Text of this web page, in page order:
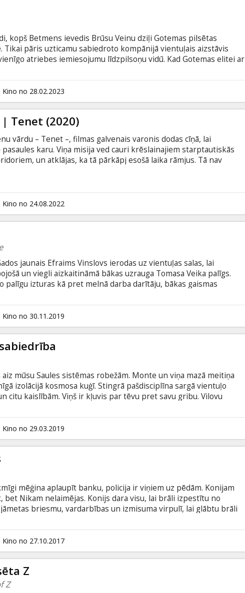
kopš Betmens ievedis Brūsu Veinu dziļi Gotemas pilsētas
Tikai pāris uzticamu sabiedroto kompānijā vientuļais aizstāvis
atriebes iemiesojumu līdzpilsoņu vidū. Kad Gotemas elitei ar
pie izmeklēšanas kriminālajā pasaulē. Noziedznieka
Betmenam jāatmasko vainīgais un jāatgriež Gotemas pilsētā
Filma angļu valodā ar subtitriem latviešu un krievu valodā.
Kino no 28.02.2023
Tenet (2020)
vārdu – Tenet –, filmas galvenais varonis dodas cīņā, lai
karu. Viņa misija ved cauri krēslainajiem starptautiskās
un atklājas, ka tā pārkāpj esošā laika rāmjus. Tā nav
Kino no 24.08.2022
jaunais Efraims Vinslovs ierodas uz vientuļas salas, lai
un viegli aizkaitināmā bākas uzrauga Tomasa Veika palīgs.
palīgu izturas kā pret melnā darba darītāju, bākas gaismas
nedēļas, kuru laikā abu vīru raksturi neizbēgami piedzīvos
angļu valodā ar subtitriem latviešu un krievu valodā.
Kino no 30.11.2019
aiz mūsu Saules sistēmas robežām. Monte un viņa mazā meitiņa
izolācijā kosmosa kuģī. Stingrā pašdisciplīna sargā vientuļo
citu kaislībām. Viņš ir kļuvis par tēvu pret savu gribu. Vilovu
apkalpes locekļi, uz nāvi notiesātie, jūrascūciņas, kas
uz Zemei tuvāko melno caurumu. Tagad dzīvi palikuši tikai
Un Monte ir mainījies. Pateicoties meitai, viņš pirmo reizi mūžā
mīlestības spēku.
Kino no 29.03.2019
mēģina aplaupīt banku, policija ir viņiem uz pēdām. Konijam
bet Nikam nelaimējas. Konijs dara visu, lai brāli izpestītu no
jāmetas briesmu, vardarbības un izmisuma virpulī, lai glābtu brāli
Kino no 27.10.2017
Z
Z